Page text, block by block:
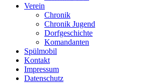
Verein
Chronik
Chronik Jugend
Dorfgeschichte
Komandanten
Spülmobil
Kontakt
Impressum
Datenschutz